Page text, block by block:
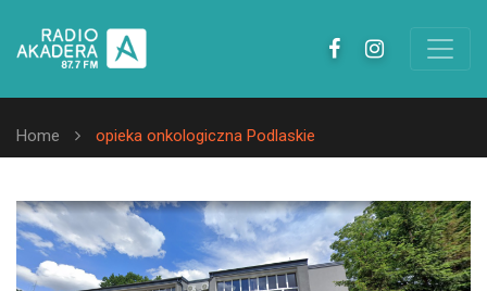
Home opieka onkologiczna Podlaskie